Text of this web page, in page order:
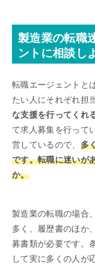
製造業の転職
ントに相談し
転職エージェントと
たい人にそれぞれ担
な支援を行ってくれ
て求人募集を行って
営しているので、 多
です。転職に迷いが
か。
製造業の転職の場合
多く、履歴書のほか
募書類が必要です。
して実に多くの人が